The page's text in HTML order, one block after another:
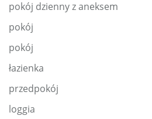
pokój dzienny z aneksem
pokój
pokój
łazienka
przedpokój
loggia